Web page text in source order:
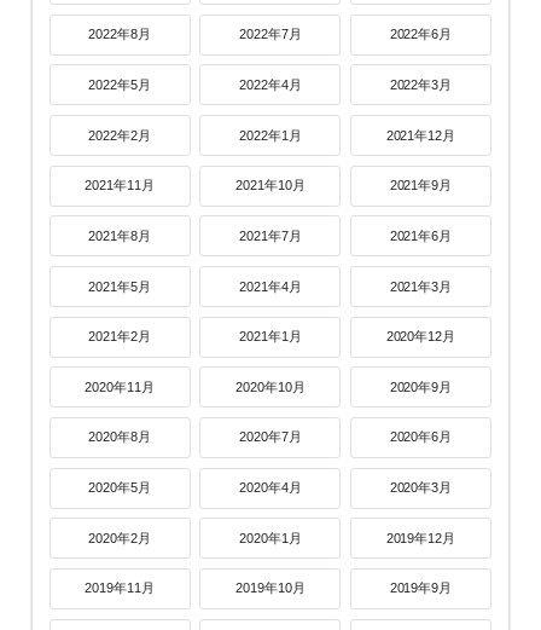
2022年8月 2022年7月 2022年6月
2022年5月 2022年4月 2022年3月
2022年2月 2022年1月 2021年12月
2021年11月 2021年10月 2021年9月
2021年8月 2021年7月 2021年6月
2021年5月 2021年4月 2021年3月
2021年2月 2021年1月 2020年12月
2020年11月 2020年10月 2020年9月
2020年8月 2020年7月 2020年6月
2020年5月 2020年4月 2020年3月
2020年2月 2020年1月 2019年12月
2019年11月 2019年10月 2019年9月